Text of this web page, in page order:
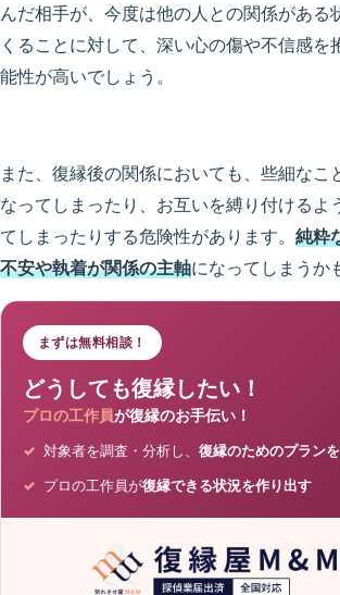
んだ相手が、今度は他の人との関係がある
くることに対して、深い心の傷や不信感を
能性が高いでしょう。
また、復縁後の関係においても、些細なこ
なってしまったり、お互いを縛り付けるよ
てしまったりする危険性があります。 純粋
不安や執着が関係の主軸になってしまうか
まずは無料相談！
どうしても復縁したい！
プロの工作員が復縁のお手伝い！
対象者を調査・分析し、 復縁のためのプラン
プロの工作員が復縁できる状況を作り出す